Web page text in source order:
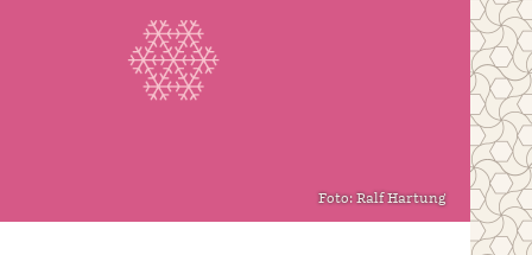
Foto: Ralf Hartung